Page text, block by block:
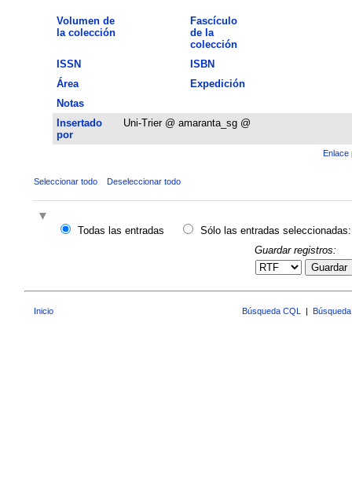
Volumen de
la colección
Fascículo
de la
colección
ISSN
ISBN
Área
Expedición
Notas
Insertado
por
Uni-Trier @ amaranta_sg @
Enlace
Seleccionar todo Deseleccionar todo
Todas las entradas
Sólo las entradas seleccionadas:
Guardar registros:
Guardar
Inicio Búsqueda CQL